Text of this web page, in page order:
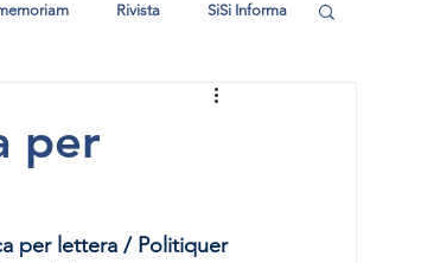
Rivista SiSi Informa
per
per lettera / Politiquer